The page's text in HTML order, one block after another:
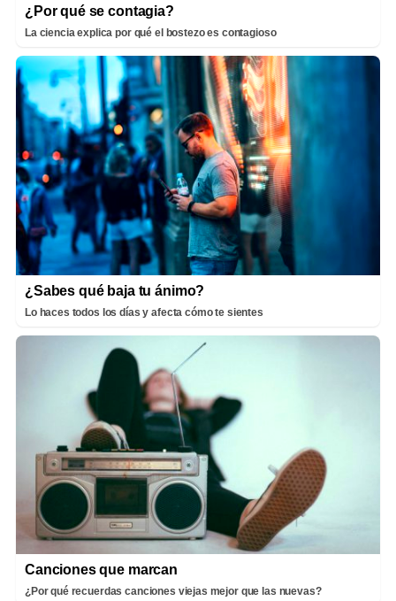
¿Por qué se contagia?
La ciencia explica por qué el bostezo es contagioso
¿Sabes qué baja tu ánimo?
Lo haces todos los días y afecta cómo te sientes
Canciones que marcan
¿Por qué recuerdas canciones viejas mejor que las nuevas?